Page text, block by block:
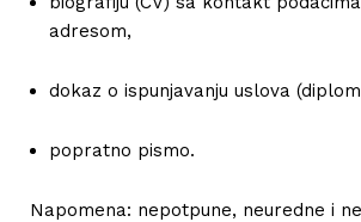
adresom,
dokaz o ispunjavanju uslova
popratno pismo.
Napomena: nepotpune, neuredne i